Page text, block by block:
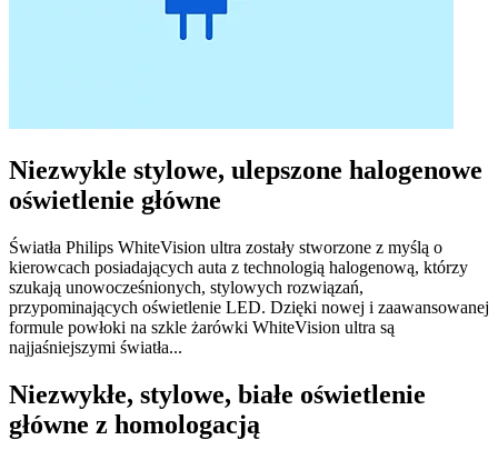
Niezwykle stylowe, ulepszone halogenowe
oświetlenie główne
Światła Philips WhiteVision ultra zostały stworzone z myślą o
kierowcach posiadających auta z technologią halogenową, którzy
szukają unowocześnionych, stylowych rozwiązań,
przypominających oświetlenie LED. Dzięki nowej i zaawansowanej
formule powłoki na szkle żarówki WhiteVision ultra są
najjaśniejszymi światła...
Niezwykłe, stylowe, białe oświetlenie
główne z homologacją